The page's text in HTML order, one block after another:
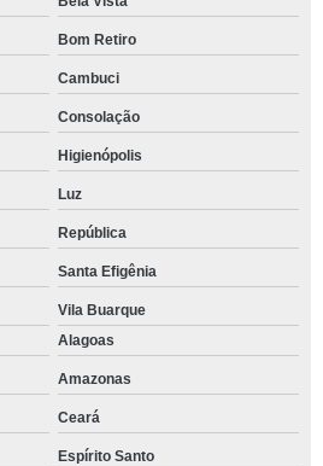
Bom Retiro
Cambuci
Consolação
Higienópolis
Luz
República
Santa Efigênia
Vila Buarque
Alagoas
Amazonas
Ceará
Espírito Santo